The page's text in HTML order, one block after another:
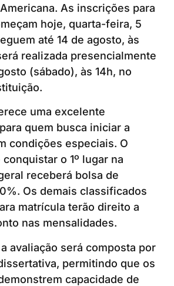
As inscrições para
hoje, quarta-feira, 5
até 14 de agosto, às
realizada presencialmente
(sábado), às 14h, no
uma excelente
quem busca iniciar a
condições especiais. O
o 1º lugar na
receberá bolsa de
Os demais classificados
matrícula terão direito a
nas mensalidades.
avaliação será composta por
permitindo que os
capacidade de